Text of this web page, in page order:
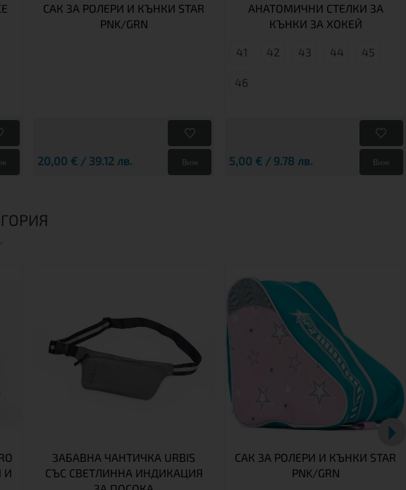
САК ЗА РОЛЕРИ И КЪНКИ STAR
PNK/GRN
20,00 € / 39.12 лв. Виж
АНАТОМИЧНИ СТЕЛКИ ЗА
КЪНКИ ЗА ХОКЕЙ
41 42 43 44 45
46
5,00 € / 9.78 лв. Виж
И
ЗАБАВНА ЧАНТИЧКА URBIS
СЪС СВЕТЛИННА ИНДИКАЦИЯ
САК ЗА РОЛЕРИ И КЪНКИ STAR
PNK/GRN